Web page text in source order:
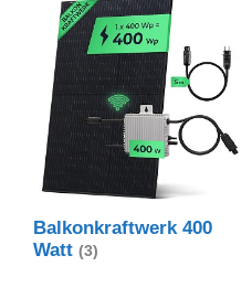
Balkonkraftwerk 400
Watt (3)